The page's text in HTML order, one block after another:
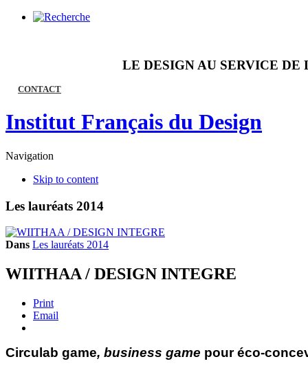
LE DESIGN AU SERVICE
CONTACT
Institut Français du Design
Navigation
Skip to content
Les lauréats 2014
Dans Les lauréats 2014
WIITHAA / DESIGN INTEGRE
Print
Email
Circulab game, business game pour éco-